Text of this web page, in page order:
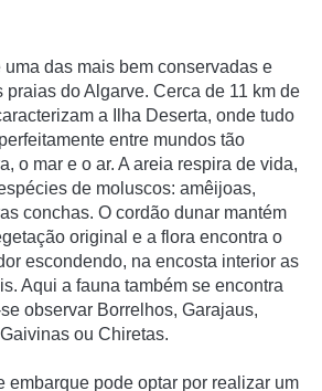
das mais bem conservadas e
praias do Algarve. Cerca de 11 km de
a Ilha Deserta, onde tudo
entre mundos tão
o mar e o ar. A areia respira de vida,
de moluscos: amêijoas,
conchas. O cordão dunar mantém
original e a flora encontra o
escondendo, na encosta interior as
Aqui a fauna também se encontra
observar Borrelhos, Garajaus,
ou Chiretas.
embarque pode optar por realizar um